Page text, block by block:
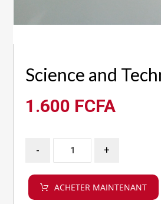
Science and
1.600 FCFA
- +
ACHETER MAINTENANT